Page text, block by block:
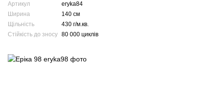
Артикул
eryka84
Ширина
140 см
Щільність
430 г/м.кв.
Стійкість до зносу 80 000 циклів